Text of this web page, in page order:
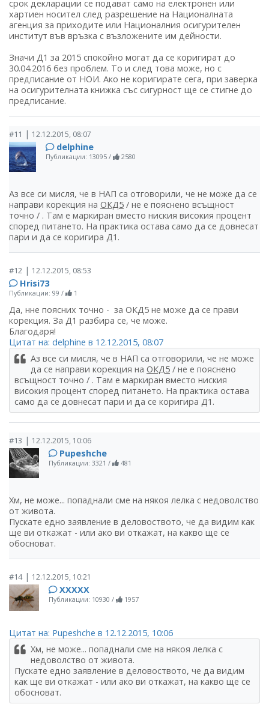
срок декларации се подават само на електронен или
хартиен носител след разрешение на Националната
агенция за приходите или Националния осигурителен
институт във връзка с възложените им дейности.
Значи Д1 за 2015 спокойно могат да се коригират до
30.04.2016 без проблем. То и след това може, но с
предписание от НОИ. Ако не коригирате сега, при заверка
на осигурителната книжка със сигурност ще се стигне до
предписание.
#11 | 12.12.2015, 08:07
delphine
Публикации: 13095 / 2580
Аз все си мисля, че в НАП са отговорили, че не може да се
направи корекция на ОКД5 / не е пояснено всъщност
точно / . Там е маркиран вместо ниския високия процент
според питането. На практика остава само да се довнесат
пари и да се коригира Д1.
#12 | 12.12.2015, 08:53
Hrisi73
Публикации: 99 / 1
Да, нне поясних точно - за ОКД5 не може да се прави
корекция. За Д1 разбира се, че може.
Благодаря!
Цитат на: delphine в 12.12.2015, 08:07
Аз все си мисля, че в НАП са отговорили, че не може
да се направи корекция на ОКД5 / не е пояснено
всъщност точно / . Там е маркиран вместо ниския
високия процент според питането. На практика остава
само да се довнесат пари и да се коригира Д1.
#13 | 12.12.2015, 10:06
Pupeshche
Публикации: 3321 / 481
Хм, не може... попаднали сме на някоя лелка с недоволство
от живота.
Пускате едно заявление в деловоството, че да видим как
ще ви откажат - или ако ви откажат, на какво ще се
обосноват.
#14| 12.12.2015, 10:21
ХХХХХ
Публикации: 10930 / 1957
Цитат на: Pupeshche в 12.12.2015, 10:06
Хм, не може... попаднали сме на някоя лелка с
недоволство от живота.
Пускате едно заявление в деловоството, че да видим
как ще ви откажат - или ако ви откажат, на какво ще се
обосноват.